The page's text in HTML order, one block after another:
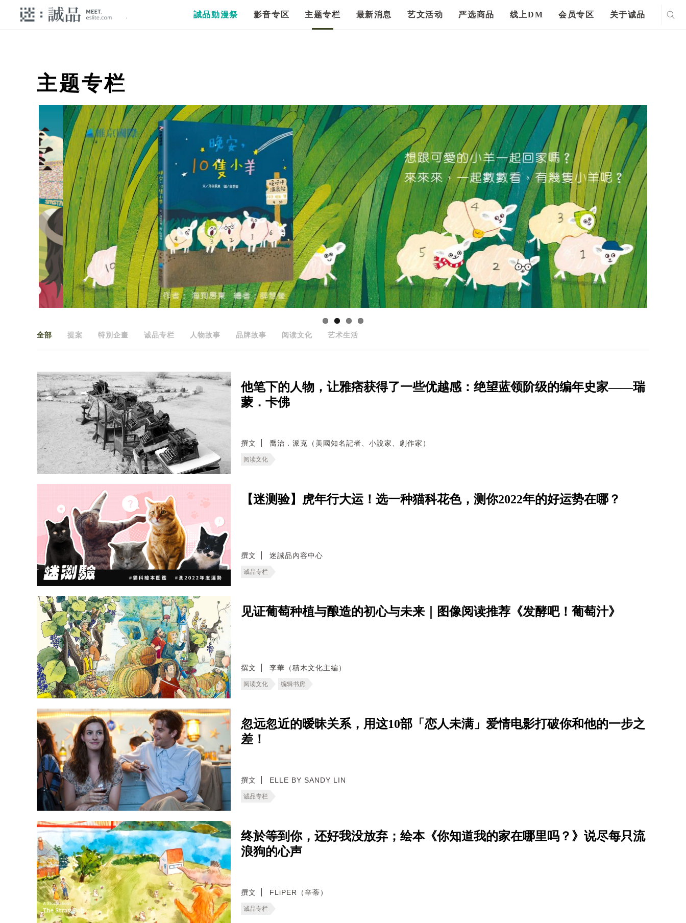
誠品動漫祭 影音专区 主题专栏 最新消息 艺文活动 严选商品 线上DM 会员专区 关于诚品
主题专栏
全部 提案 特別企畫 诚品专栏 人物故事 品牌故事 阅读文化 艺术生活
他笔下的人物，让雅痞获得了一些优越感：绝望蓝领阶级的编年史家——瑞
蒙．卡佛
撰文 喬治．派克（美國知名記者、小說家、劇作家）
阅读文化
【迷测验】虎年行大运！选一种猫科花色，测你2022年的好运势在哪？
撰文 迷誠品內容中心
诚品专栏
见证葡萄种植与酿造的初心与未来｜图像阅读推荐《发酵吧！葡萄汁》
撰文 李華（積木文化主編）
阅读文化 编辑书房
忽远忽近的暧昧关系，用这10部「恋人未满」爱情电影打破你和他的一步之
差！
撰文 ELLE BY SANDY LIN
诚品专栏
终於等到你，还好我没放弃；绘本《你知道我的家在哪里吗？》说尽每只流
浪狗的心声
撰文 FLiPER（辛蒂）
诚品专栏